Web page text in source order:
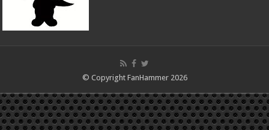
© Copyright FanHammer 2026